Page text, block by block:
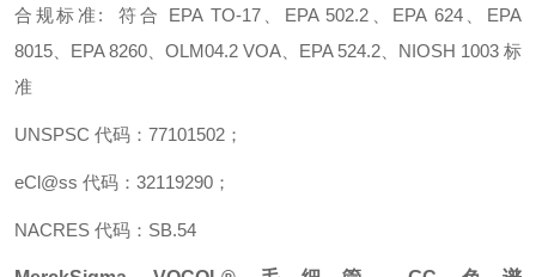
合规标准: 符合 EPA TO-17、EPA 502.2、EPA 624、EPA
8015、EPA 8260、OLM04.2 VOA、EPA 524.2、NIOSH 1003 标
准
UNSPSC 代码：77101502；
eCl@ss 代码：32119290；
NACRES 代码：SB.54